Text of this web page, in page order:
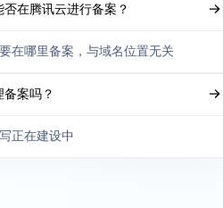
在腾讯云进行备案？
在哪里备案，与域名位置无关
案吗？
正在建设中